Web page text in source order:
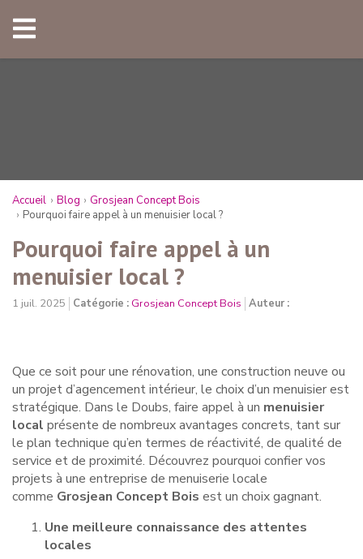
Accueil Blog
Grosjean Concept Bois
Pourquoi faire appel à un menuisier local ?
Pourquoi faire appel à un
menuisier local ?
1 juil. 2025 Catégorie : Grosjean Concept Bois Auteur :
Que ce soit pour une rénovation, une construction neuve ou
un projet d’agencement intérieur, le choix d’un menuisier est
stratégique. Dans le Doubs, faire appel à un menuisier
local présente de nombreux avantages concrets, tant sur
le plan technique qu’en termes de réactivité, de qualité de
service et de proximité. Découvrez pourquoi confier vos
projets à une entreprise de menuiserie locale
comme Grosjean Concept Bois est un choix gagnant.
Une meilleure connaissance des attentes
locales